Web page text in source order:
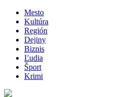
Mesto
Kultúra
Región
Dejiny
Biznis
Ľudia
Šport
Krimi